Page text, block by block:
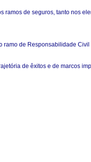
de seguros, tanto nos
ramo de Responsabilidade Civil
de êxitos e de marcos